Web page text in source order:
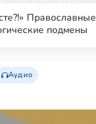
Православные
подмены
Аудио